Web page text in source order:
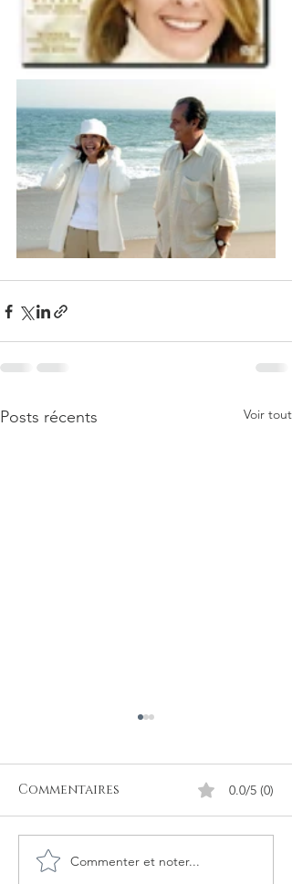
Posts récents Voir tout
Orientalisme :
Commentaires 0.0/5 (0)
Commenter et noter...